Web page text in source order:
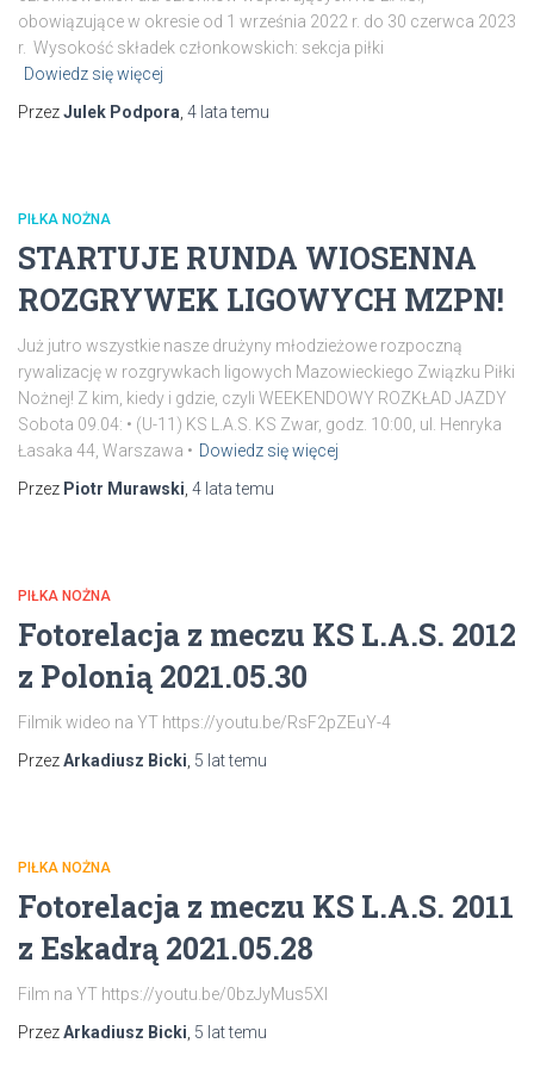
obowiązujące w okresie od 1 września 2022 r. do 30 czerwca 2023
r. Wysokość składek członkowskich: sekcja piłki
Dowiedz się więcej
PrzezJulek Podpora 4 latatemu
PIŁKA NOŻNA
STARTUJE RUNDA WIOSENNA
ROZGRYWEK LIGOWYCH MZPN!
Już jutro wszystkie nasze drużyny młodzieżowe rozpoczną
rywalizację w rozgrywkach ligowych Mazowieckiego Związku Piłki
Nożnej! Z kim, kiedy i gdzie, czyli WEEKENDOWY ROZKŁAD JAZDY
Sobota 09.04: • (U-11) KS L.A.S. KS Zwar, godz. 10:00, ul. Henryka
Łasaka 44, Warszawa • Dowiedz się więcej
Przez Piotr Murawski 4 latatemu
PIŁKA NOŻNA
Fotorelacja z meczu KS L.A.S. 2012
z Polonią 2021.05.30
Filmik wideo na YT https://youtu.be/RsF2pZEuY-4
PrzezArkadiusz Bicki 5 lattemu
PIŁKA NOŻNA
Fotorelacja z meczu KS L.A.S. 2011
z Eskadrą 2021.05.28
Film na YT https://youtu.be/0bzJyMus5XI
PrzezArkadiusz Bicki 5 lattemu